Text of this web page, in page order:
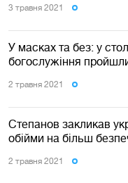
3 травня 2021
У масках та без: у
богослужіння
2 травня 2021
Степанов закликав
обійми на більш
2 травня 2021